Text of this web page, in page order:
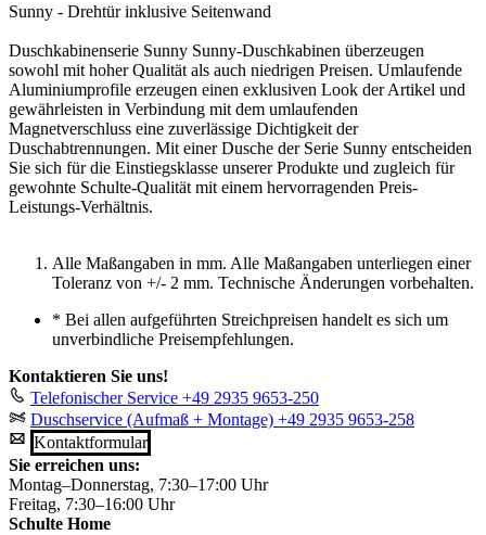
Sunny - Drehtür inklusive Seitenwand
Duschkabinenserie Sunny Sunny-Duschkabinen überzeugen
sowohl mit hoher Qualität als auch niedrigen Preisen. Umlaufende
Aluminiumprofile erzeugen einen exklusiven Look der Artikel und
gewährleisten in Verbindung mit dem umlaufenden
Magnetverschluss eine zuverlässige Dichtigkeit der
Duschabtrennungen. Mit einer Dusche der Serie Sunny entscheiden
Sie sich für die Einstiegsklasse unserer Produkte und zugleich für
gewohnte Schulte-Qualität mit einem hervorragenden Preis-
Leistungs-Verhältnis.
Alle Maßangaben in mm. Alle Maßangaben unterliegen einer
Toleranz von +/- 2 mm. Technische Änderungen vorbehalten.
* Bei allen aufgeführten Streichpreisen handelt es sich um
unverbindliche Preisempfehlungen.
Kontaktieren Sie uns!
Telefonischer Service +49 2935 9653-250
Duschservice (Aufmaß + Montage) +49 2935 9653-258
Kontaktformular
Sie erreichen uns:
Montag–Donnerstag, 7:30–17:00 Uhr
Freitag, 7:30–16:00 Uhr
Schulte Home